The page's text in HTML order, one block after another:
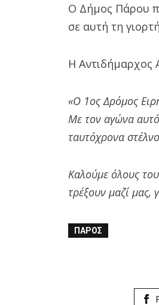
Ο Δήμος Πάρου
σε αυτή τη
Η Αντιδήμαρχος
«Ο 1ος Δρόμος
Με τον αγώνα
ταυτόχρονα
Καλούμε όλους
τρέξουν μαζί μας,
ΠΆΡΟΣ